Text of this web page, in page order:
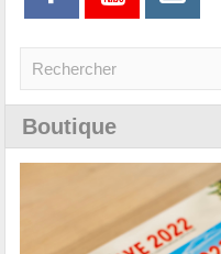
Boutique